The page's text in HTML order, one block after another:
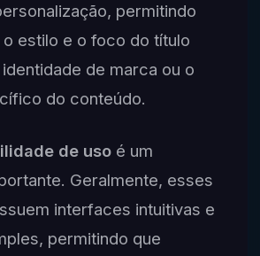
permitindo
estilo e o foco do título
de marca ou o
do conteúdo.
de usoé um
Geralmente, esses
interfaces intuitivas e
permitindo que